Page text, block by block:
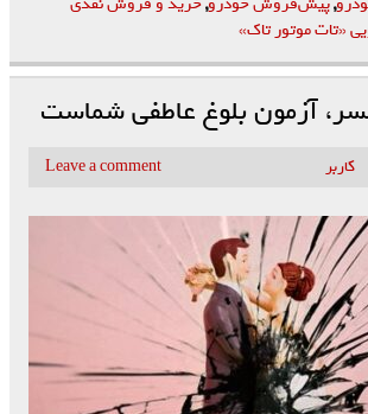
«تات موتور تاک»
آزمون بلوغ عاطفی شماست
کاربر Leave a comment